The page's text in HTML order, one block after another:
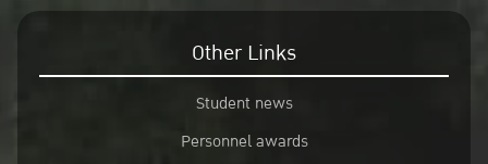
Other Links
Student news
Personnel awards